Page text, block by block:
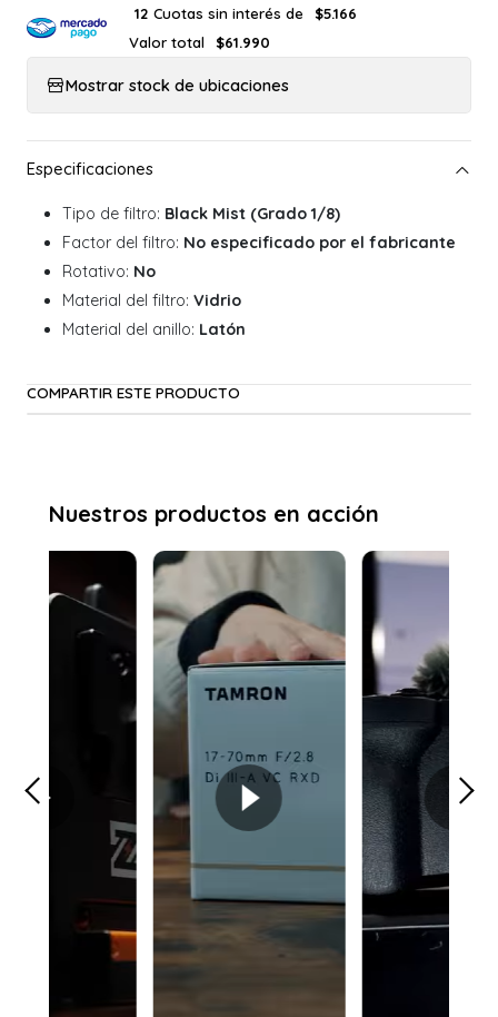
12 Cuotas sin interés de
$5.166
Valor total
$61.990
Mostrar stock de ubicaciones
Tipo de filtro: Black Mist (Grado 1/8)
Factor del filtro: No especificado por el fabricante
Rotativo: No
Material del filtro: Vidrio
Material del anillo: Latón
COMPARTIR ESTE PRODUCTO